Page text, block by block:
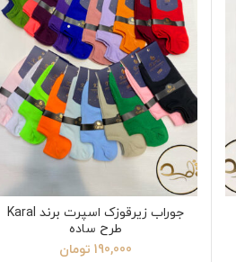
جوراب زیرقوزک اسپرت برند Karal
طرح ساده
190,000 تومان